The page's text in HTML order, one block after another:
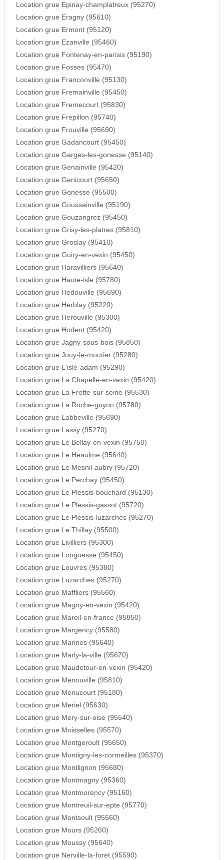
Location grue Epinay-champlatreux (95270)
Location grue Eragny (95610)
Location grue Ermont (95120)
Location grue Ezanville (95460)
Location grue Fontenay-en-parisis (95190)
Location grue Fosses (95470)
Location grue Franconville (95130)
Location grue Fremainville (95450)
Location grue Fremecourt (95830)
Location grue Frepillon (95740)
Location grue Frouville (95690)
Location grue Gadancourt (95450)
Location grue Garges-les-gonesse (95140)
Location grue Genainville (95420)
Location grue Genicourt (95650)
Location grue Gonesse (95500)
Location grue Goussainville (95190)
Location grue Gouzangrez (95450)
Location grue Grisy-les-platres (95810)
Location grue Groslay (95410)
Location grue Guiry-en-vexin (95450)
Location grue Haravilliers (95640)
Location grue Haute-isle (95780)
Location grue Hedouville (95690)
Location grue Herblay (95220)
Location grue Herouville (95300)
Location grue Hodent (95420)
Location grue Jagny-sous-bois (95850)
Location grue Jouy-le-moutier (95280)
Location grue L'isle-adam (95290)
Location grue La Chapelle-en-vexin (95420)
Location grue La Frette-sur-seine (95530)
Location grue La Roche-guyon (95780)
Location grue Labbeville (95690)
Location grue Lassy (95270)
Location grue Le Bellay-en-vexin (95750)
Location grue Le Heaulme (95640)
Location grue Le Mesnil-aubry (95720)
Location grue Le Perchay (95450)
Location grue Le Plessis-bouchard (95130)
Location grue Le Plessis-gassot (95720)
Location grue Le Plessis-luzarches (95270)
Location grue Le Thillay (95500)
Location grue Livilliers (95300)
Location grue Longuesse (95450)
Location grue Louvres (95380)
Location grue Luzarches (95270)
Location grue Maffliers (95560)
Location grue Magny-en-vexin (95420)
Location grue Mareil-en-france (95850)
Location grue Margency (95580)
Location grue Marines (95640)
Location grue Marly-la-ville (95670)
Location grue Maudetour-en-vexin (95420)
Location grue Menouville (95810)
Location grue Menucourt (95180)
Location grue Meriel (95630)
Location grue Mery-sur-oise (95540)
Location grue Moisselles (95570)
Location grue Montgeroult (95650)
Location grue Montigny-les-cormeilles (95370)
Location grue Montlignon (95680)
Location grue Montmagny (95360)
Location grue Montmorency (95160)
Location grue Montreuil-sur-epte (95770)
Location grue Montsoult (95560)
Location grue Mours (95260)
Location grue Moussy (95640)
Location grue Nerville-la-foret (95590)